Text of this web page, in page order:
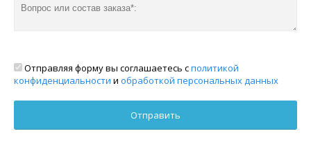
Отправляя форму вы соглашаетесь сполитикой
конфиденциальности и обработкой персональных данных